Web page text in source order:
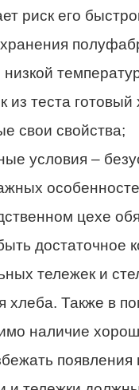
риск его
из теста
свои свойства;
условия –
цехе
достаточное
тележек и
хлеба. Также в
наличие
появления